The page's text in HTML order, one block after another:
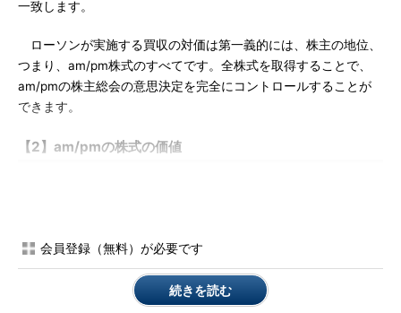
一致します。
ローソンが実施する買収の対価は第一義的には、株主の地位、
つまり、am/pm株式のすべてです。全株式を取得することで、
am/pmの株主総会の意思決定を完全にコントロールすることが
できます。
【2】am/pmの株式の価値
株主総会の意思決定をコントロールできる立場にありますが、レ
想像されます。それは、am/pmの直前期の貸借対照表の概要を
見ることによって分かります。
会員登録（無料）が必要です
続きを読む